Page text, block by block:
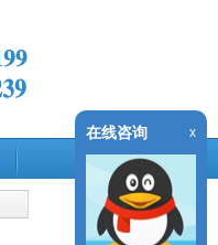
在线咨询 x